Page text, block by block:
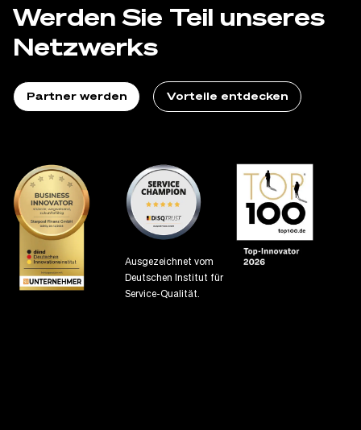
Werden Sie Teil unseres
Netzwerks
Partner werden Vorteile entdecken
Ausgezeichnet vom
Deutschen Institut für
Service-Qualität.